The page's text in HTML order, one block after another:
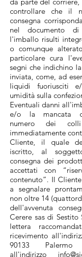
controllare che il
consegna
nel documento
l'imballo risulti
o comunque
particolare cura
segni che indichino
inviata, come, ad
liquidi fuoriusciti
umidità sulla
Eventuali danni
e/o la mancata
numero dei
immediatamente
Cliente, il quale
iscritto, al
consegna dei
accettati con
contenuto”. Il
a segnalare
non oltre 14
dell'avvenuta
Cerere sas di
lettera
ricevimento
90133 Palermo
all'indirizzo